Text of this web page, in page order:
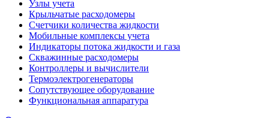
Узлы учета
Крыльчатые расходомеры
Счетчики количества жидкости
Мобильные комплексы учета
Индикаторы потока жидкости и газа
Скважинные расходомеры
Контроллеры и вычислители
Термоэлектрогенераторы
Сопутствующее оборудование
Функциональная аппаратура